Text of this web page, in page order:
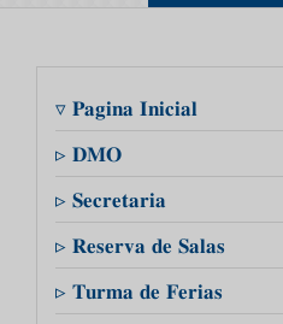
▿ 𝐏𝐚𝐠𝐢𝐧𝐚 𝐈𝐧𝐢𝐜𝐢𝐚𝐥
▹ 𝐃𝐌𝐎
▹ 𝐒𝐞𝐜𝐫𝐞𝐭𝐚𝐫𝐢𝐚
▹ 𝐑𝐞𝐬𝐞𝐫𝐯𝐚 𝐝𝐞 𝐒𝐚𝐥𝐚𝐬
▹ 𝐓𝐮𝐫𝐦𝐚 𝐝𝐞 𝐅𝐞𝐫𝐢𝐚𝐬